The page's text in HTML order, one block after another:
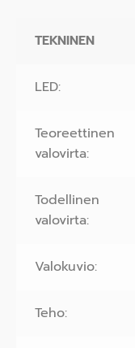
TEKNINEN
LED:
Teoreettinen
valovirta:
Todellinen
valovirta:
Valokuvio:
Teho: